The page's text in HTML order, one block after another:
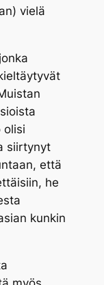
vielä
olisi
siirtynyt
että
he
kunkin